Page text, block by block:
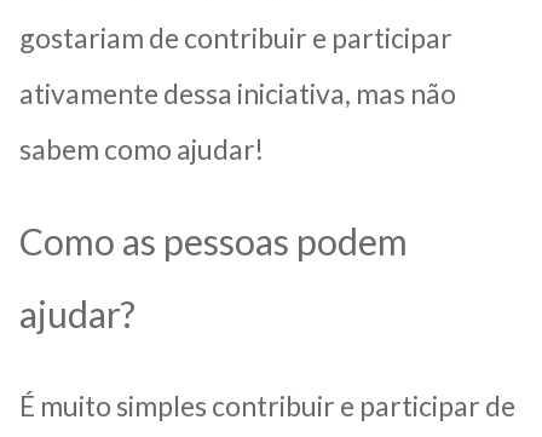
gostariam de contribuir e participar
ativamente dessa iniciativa, mas não
sabem como ajudar!
Como as pessoas podem
ajudar?
É muito simples contribuir e participar de